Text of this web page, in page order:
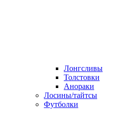
Лонгсливы
Толстовки
Анораки
Лосины/тайтсы
Футболки